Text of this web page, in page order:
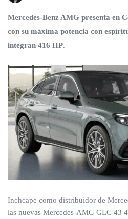
Mercedes-Benz AMG presenta en
con su máxima potencia con
integran 416 HP.
Inchcape como distribuidor de
las nuevas Mercedes-AMG GLC 43